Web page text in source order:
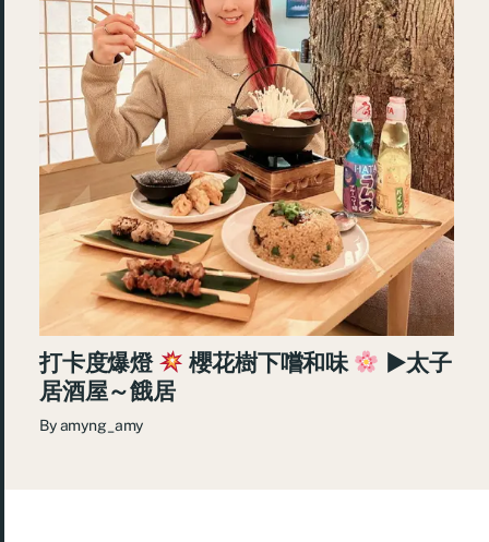
打卡度爆燈 櫻花樹下嚐和味
►太子
居酒屋～餓居
Byamyng_amy